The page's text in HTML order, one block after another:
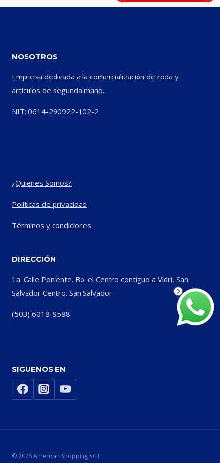
NOSOTROS
Empresa dedicada a la comercialización de ropa y
artículos de segunda mano.
NIT: 0614-290922-102-2
¿Quienes Somos?
Politicas de privacidad
Términos y condiciones
DIRECCIÓN
1a. Calle Poniente. Bo. el Centro contiguo a Vidrí, San
Salvador Centro. San Salvador
(503) 6018-9588
SIGUENOS EN
© 2026 American Shopping 503